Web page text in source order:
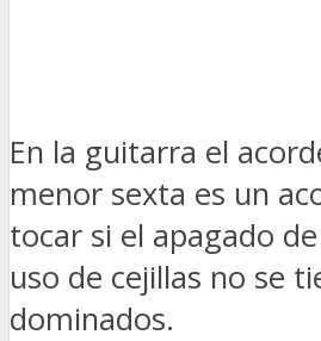
En la guitarra el
menor sexta es un
tocar si el apagado
uso de cejillas no se
dominados.